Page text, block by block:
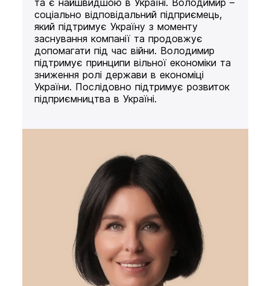
та є найшвидшою в Україні. Володимир –
соціально відповідальний підприємець,
який підтримує Україну з моменту
заснування компанії та продовжує
допомагати під час війни. Володимир
підтримує принципи вільної економіки та
зниження ролі держави в економіці
України. Послідовно підтримує розвиток
підприємництва в Україні.